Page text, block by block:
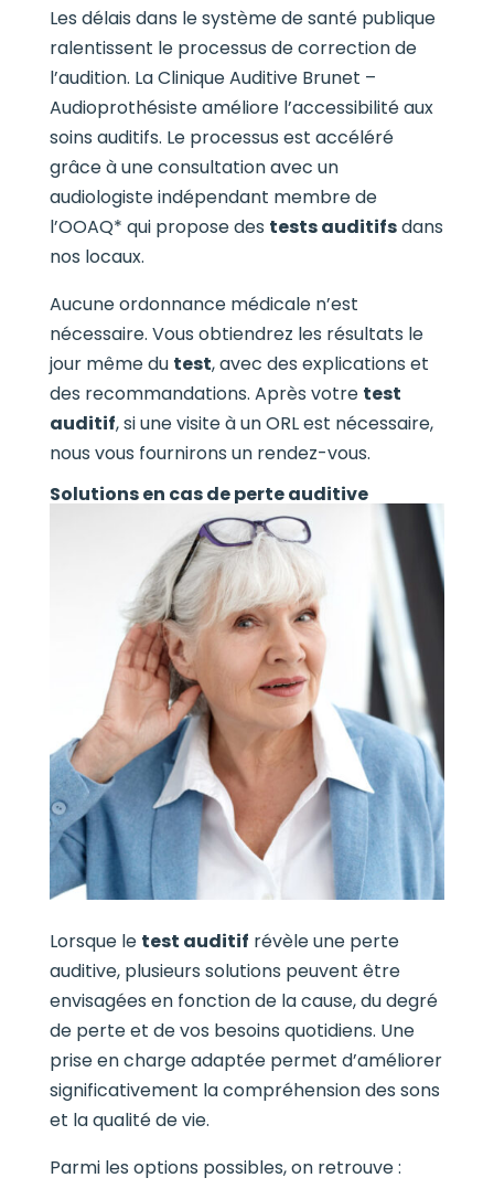
Les délais dans le système de santé publique
ralentissent le processus de correction de
l’audition. La Clinique Auditive Brunet –
Audioprothésiste améliore l’accessibilité aux
soins auditifs. Le processus est accéléré
grâce à une consultation avec un
audiologiste indépendant membre de
l’OOAQ* qui propose des tests auditifsdans
nos locaux.
Aucune ordonnance médicale n’est
nécessaire. Vous obtiendrez les résultats le
jour même du test, avec des explications et
des recommandations. Après votre test
auditif, si une visite à un ORL est nécessaire,
nous vous fournirons un rendez-vous.
Solutions en cas de perte auditive
Lorsque le test auditif révèle une perte
auditive, plusieurs solutions peuvent être
envisagées en fonction de la cause, du degré
de perte et de vos besoins quotidiens. Une
prise en charge adaptée permet d’améliorer
significativement la compréhension des sons
et la qualité de vie.
Parmi les options possibles, on retrouve :